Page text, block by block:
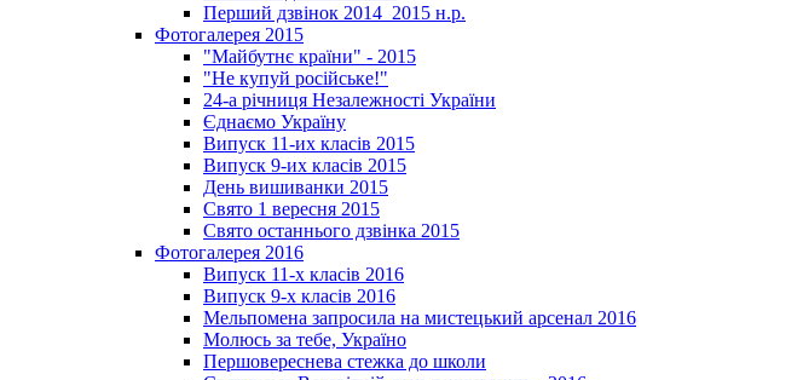
Перший дзвінок 2014_2015 н.р.
Фотогалерея 2015
"Майбутнє країни" - 2015
"Не купуй російське!"
24-а річниця Незалежності України
Єднаємо Україну
Випуск 11-их класів 2015
Випуск 9-их класів 2015
День вишиванки 2015
Свято 1 вересня 2015
Свято останнього дзвінка 2015
Фотогалерея 2016
Випуск 11-х класів 2016
Випуск 9-х класів 2016
Мельпомена запросила на мистецький арсенал 2016
Молюсь за тебе, Україно
Першовереснева стежка до школи